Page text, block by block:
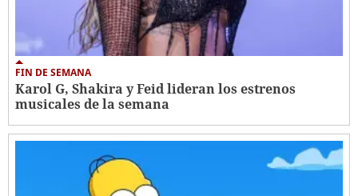
FIN DE SEMANA
Karol G, Shakira y Feid lideran los estrenos
musicales de la semana